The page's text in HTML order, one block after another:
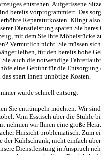
entstehen. Aufgerissene
bereits vorprogrammiert. Das
Reparaturkosten. Klingt also
Dienstleistung sparen Sie bares
mit dem Sie Ihre Möbelstücke
Vermutlich nicht. Sie müssen
leihen, für den bereits hohe
auch die notwendige
eine Gebühr für die
spart Ihnen unnötige Kosten.
würde schnell entsorgt
Sie entrümpeln möchten: Wir
Vom Esstisch über die Stühle
nehmen wir Ihnen eine große
Hinsicht problematisch. Zum
der Kühlschrank, nicht einfach
Dienstleistung in Anspruch